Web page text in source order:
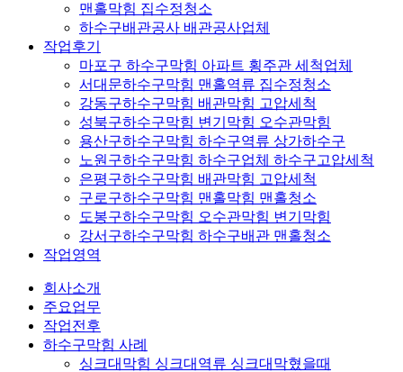
맨홀막힘 집수정청소
하수구배관공사 배관공사업체
작업후기
마포구 하수구막힘 아파트 횡주관 세척업체
서대문하수구막힘 맨홀역류 집수정청소
강동구하수구막힘 배관막힘 고압세척
성북구하수구막힘 변기막힘 오수관막힘
용산구하수구막힘 하수구역류 상가하수구
노원구하수구막힘 하수구업체 하수구고압세척
은평구하수구막힘 배관막힘 고압세척
구로구하수구막힘 맨홀막힘 맨홀청소
도봉구하수구막힘 오수관막힘 변기막힘
강서구하수구막힘 하수구배관 맨홀청소
작업영역
회사소개
주요업무
작업전후
하수구막힘 사례
싱크대막힘 싱크대역류 싱크대막혔을때